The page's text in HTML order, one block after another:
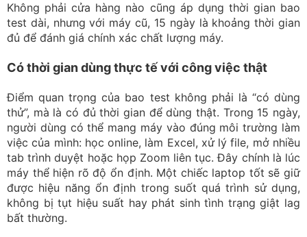
Không phải cửa hàng nào cũng áp dụng thời gian bao
test dài, nhưng với máy cũ, 15 ngày là khoảng thời gian
đủ để đánh giá chính xác chất lượng máy.
Có thời gian dùng thực tế với công việc thật
Điểm quan trọng của bao test không phải là “có dùng
thử”, mà là có đủ thời gian để dùng thật. Trong 15 ngày,
người dùng có thể mang máy vào đúng môi trường làm
việc của mình: học online, làm Excel, xử lý file, mở nhiều
tab trình duyệt hoặc họp Zoom liên tục. Đây chính là lúc
máy thể hiện rõ độ ổn định. Một chiếc laptop tốt sẽ giữ
được hiệu năng ổn định trong suốt quá trình sử dụng,
không bị tụt hiệu suất hay phát sinh tình trạng giật lag
bất thường.